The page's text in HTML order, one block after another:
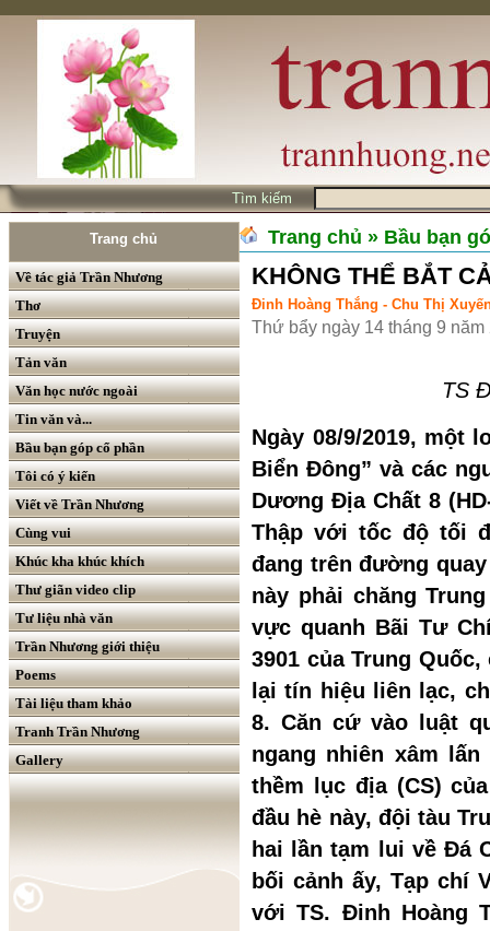
Tìm kiếm
Trang chủ
Về tác giả Trần Nhương
Thơ
Truyện
Tản văn
Văn học nước ngoài
Tin văn và...
Bầu bạn góp cổ phần
Tôi có ý kiến
Viết về Trần Nhương
Cùng vui
Khúc kha khúc khích
Thư giãn video clip
Tư liệu nhà văn
Trần Nhương giới thiệu
Poems
Tài liệu tham khảo
Tranh Trần Nhương
Gallery
Trang chủ » Bầu bạn
KHÔNG THỂ BẮT
Đinh Hoàng Thắng - Chu Thị
Thứ bẩy ngày 14 tháng 9 năm
TS
Ngày 08/9/2019, một
Biển Đông” và các
Dương Địa Chất 8
Thập với tốc độ tối
đang trên đường
này phải chăng
vực quanh Bãi Tư
3901 của Trung
lại tín hiệu
liên lạc,
8. Căn cứ vào luật
ngang nhiên xâm
thềm lục địa (CS)
đầu hè này, đội tàu
hai lần tạm lui về Đá
bối cảnh ấy, Tạp chí
với TS. Đinh Hoàng